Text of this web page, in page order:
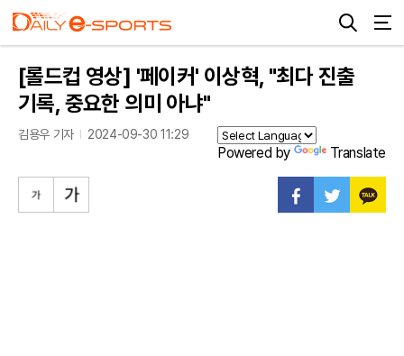
[롤드컵 영상] '페이커' 이상혁, "최다 진출
기록, 중요한 의미 아냐"
김용우 기자 2024-09-30 11:29
Powered by Translate